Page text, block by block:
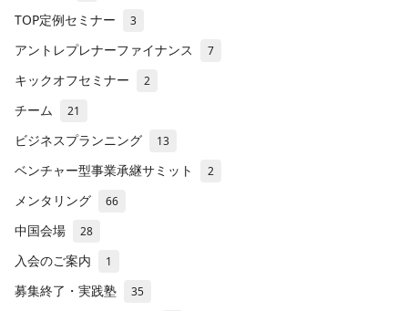
TOP定例セミナー 3
アントレプレナーファイナンス 7
キックオフセミナー 2
チーム 21
ビジネスプランニング 13
ベンチャー型事業承継サミット 2
メンタリング 66
中国会場 28
入会のご案内 1
募集終了・実践塾 35